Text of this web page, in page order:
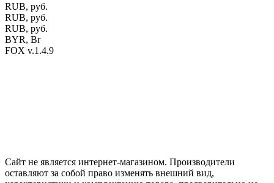
RUB, руб.
RUB, руб.
RUB, руб.
BYR, Br
FOX v.1.4.9
Сайт не является интернет-магазином. Производители
оставляют за собой право изменять внешний вид,